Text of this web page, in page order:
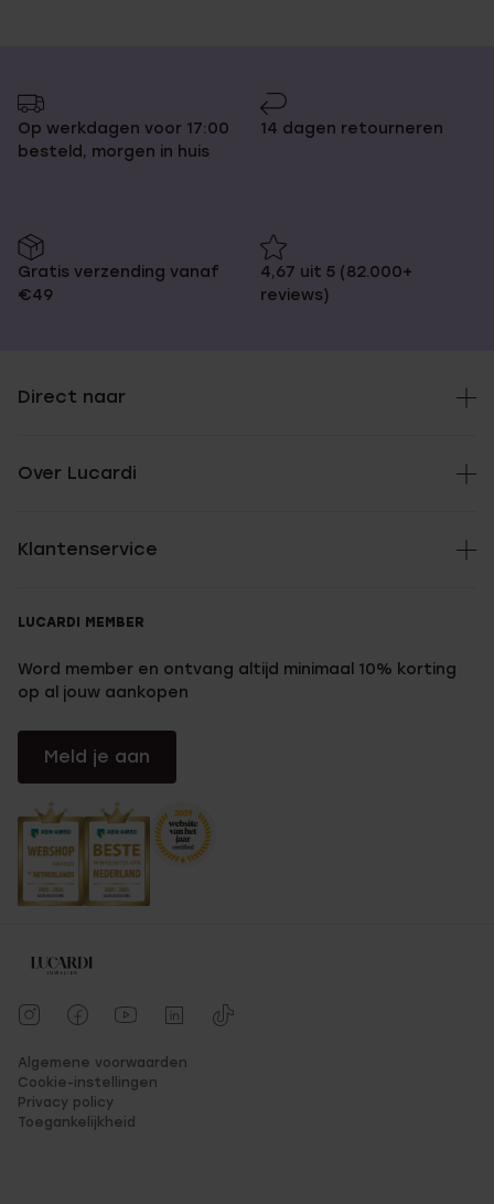
Op werkdagen voor 17:00
besteld, morgen in huis
14 dagen retourneren
Gratis verzending vanaf
€49
4,67 uit 5 (82.000+
reviews)
Direct naar
Over Lucardi
Klantenservice
LUCARDI MEMBER
Word member en ontvang altijd minimaal 10% korting
op al jouw aankopen
Meld je aan
Algemene voorwaarden
Cookie-instellingen
Privacy policy
Toegankelijkheid